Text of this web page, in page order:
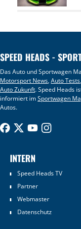
SPEED HEADS -
Das Auto und Sportwagen
Motorsport News,Auto Tests
Auto Zukunft. Speed Heads
informiert imSportwagen
Autos.
INTERN
Speed Heads TV
Partner
Webmaster
Datenschutz